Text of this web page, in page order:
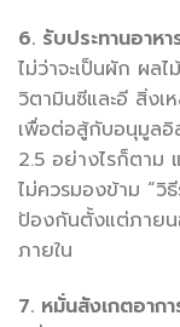
6. รับประทานอาห
ไม่ว่าจะเป็นผัก ผล
วิตามินซีและอี สิ่งเ
เพื่อต่อสู้กับอนุมูลอิ
2.5 อย่างไรก็ตาม
ไม่ควรมองข้าม “วิ
ป้องกันตั้งแต่ภาย
ภายใน
7. หมั่นสังเกตอาก